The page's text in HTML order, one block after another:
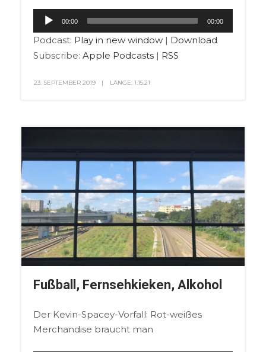
Audio-
Player
00:00 00:00
Podcast: Play in new window| Download
Subscribe: Apple Podcasts| RSS
23. SEPTEMBER 2019 LÄNGE: 1:15:21
Fußball, Fernsehkieken, Alkohol
Der Kevin-Spacey-Vorfall: Rot-weißes
Merchandise braucht man